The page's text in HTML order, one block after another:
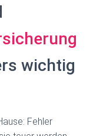
wichtig
Fehler